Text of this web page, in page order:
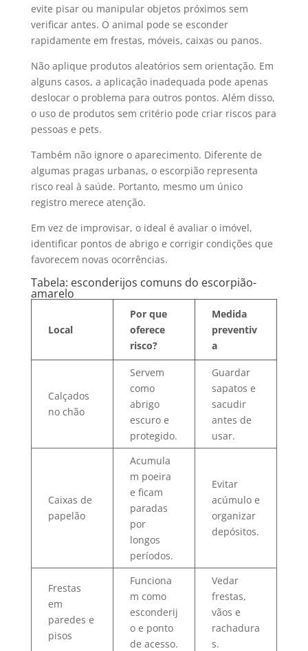
evite pisar ou manipular objetos próximos sem
verificar antes. O animal pode se esconder
rapidamente em frestas, móveis, caixas ou panos.
Não aplique produtos aleatórios sem orientação. Em
alguns casos, a aplicação inadequada pode apenas
deslocar o problema para outros pontos. Além disso,
o uso de produtos sem critério pode criar riscos para
pessoas e pets.
Também não ignore o aparecimento. Diferente de
algumas pragas urbanas, o escorpião representa
risco real à saúde. Portanto, mesmo um único
registro merece atenção.
Em vez de improvisar, o ideal é avaliar o imóvel,
identificar pontos de abrigo e corrigir condições que
favorecem novas ocorrências.
Tabela: esconderijos comuns do escorpião-
amarelo
Local
Por que
oferece
risco?
Medida
preventiv
a
Calçados
no chão
Servem
como
abrigo
escuro e
protegido.
Guardar
sapatos e
sacudir
antes de
usar.
Caixas de
papelão
Acumula
m poeira
e ficam
paradas
por
longos
períodos.
Evitar
acúmulo e
organizar
depósitos.
Frestas
em
paredes e
pisos
Funciona
m como
esconderij
o e ponto
de acesso.
Vedar
frestas,
vãos e
rachadura
s.